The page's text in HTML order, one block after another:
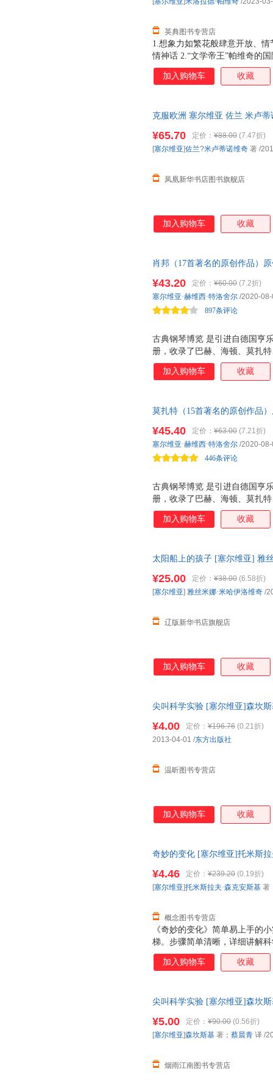
1.想象力如繁花般肆意开放、
情神话 2.“文学帝王”帕维奇的
在赤足的幽灵、樱桃树和绿叶
月光呢。5.我们的未来，是我
情况下，未来就不认识我们了
过去，虽说我同未来过从甚密
英典图书专营店
加入购物车 收藏
克服欧洲 塞尔维亚 佐兰 米卢
¥65.70 定价： ¥88.00 (7.47折)
凤凰新华书店图书旗舰店
[塞尔维亚]佐兰?米卢蒂诺维奇 著 /
加入购物车 收藏
肖邦（17首著名的原创作品）
古典钢琴博览 是引进自德国亨
册，收录了巴赫、海顿、莫扎
典钢琴作品。每一分册包括由
乐曲理解的演奏提示，是一套
¥43.20 定价： ¥60.00 (7.2折)
897条评论
塞尔维亚·赫维西·特洛舍尔 /2020-
加入购物车 收藏
莫扎特（15首著名的原创作品
古典钢琴博览 是引进自德国亨
册，收录了巴赫、海顿、莫扎
典钢琴作品。每一分册包括由
乐曲理解的演奏提示，是一套
¥45.40 定价： ¥63.00 (7.21折)
446条评论
塞尔维亚·赫维西·特洛舍尔 /2020-
加入购物车 收藏
太阳船上的孩子 [塞尔维亚] 雅
¥25.00 定价： ¥38.00 (6.58折)
辽版新华书店旗舰店
[塞尔维亚] 雅丝米娜·米哈伊洛维奇 /
加入购物车 收藏
尖叫科学实验 [塞尔维亚]森坎
¥4.00 定价： ¥196.76 (0.21折)
温昕图书专营店
2013-04-01 /东方出版社
加入购物车 收藏
奇妙的变化 [塞尔维亚]托米斯
《奇妙的变化》简单易上手的
梯。步骤简单清晰，详细讲解
问题的能力以及创新能力。 《
者可以了解水、植物、惯性、
¥4.46 定价： ¥239.20 (0.19折)
概念图书专营店
[塞尔维亚]托米斯拉夫·森克安斯基 著
加入购物车 收藏
尖叫科学实验 [塞尔维亚]森坎
¥5.00 定价： ¥90.00 (0.56折)
烟雨江南图书专营店
[塞尔维亚]森坎斯基 著； 蔡晨青 译 /